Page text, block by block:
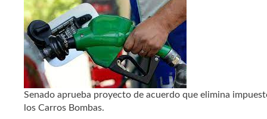
Senado aprueba proyecto de acuerdo que elimina
los Carros Bombas.